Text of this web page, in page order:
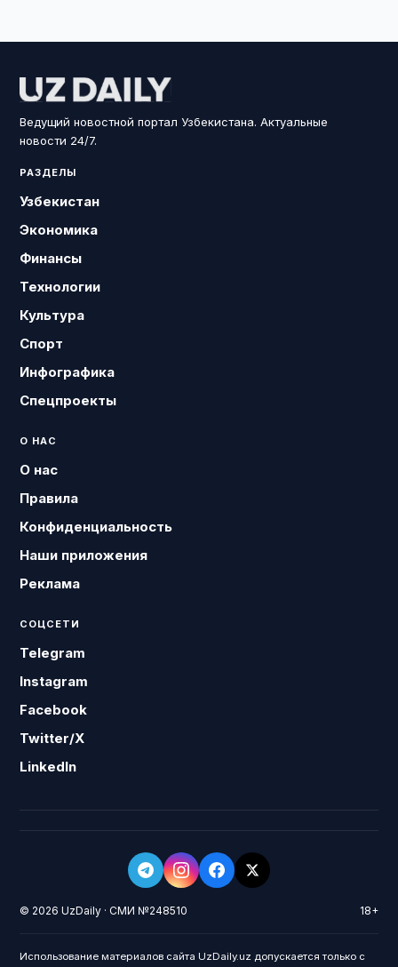
Ведущий новостной портал Узбекистана. Актуальные
новости 24/7.
РАЗДЕЛЫ
Узбекистан
Экономика
Финансы
Технологии
Культура
Спорт
Инфографика
Спецпроекты
О НАС
О нас
Правила
Конфиденциальность
Наши приложения
Реклама
СОЦСЕТИ
Telegram
Instagram
Facebook
Twitter/X
LinkedIn
© 2026 UzDaily · СМИ №248510 18+
Использование материалов сайта UzDaily.uz допускается только с